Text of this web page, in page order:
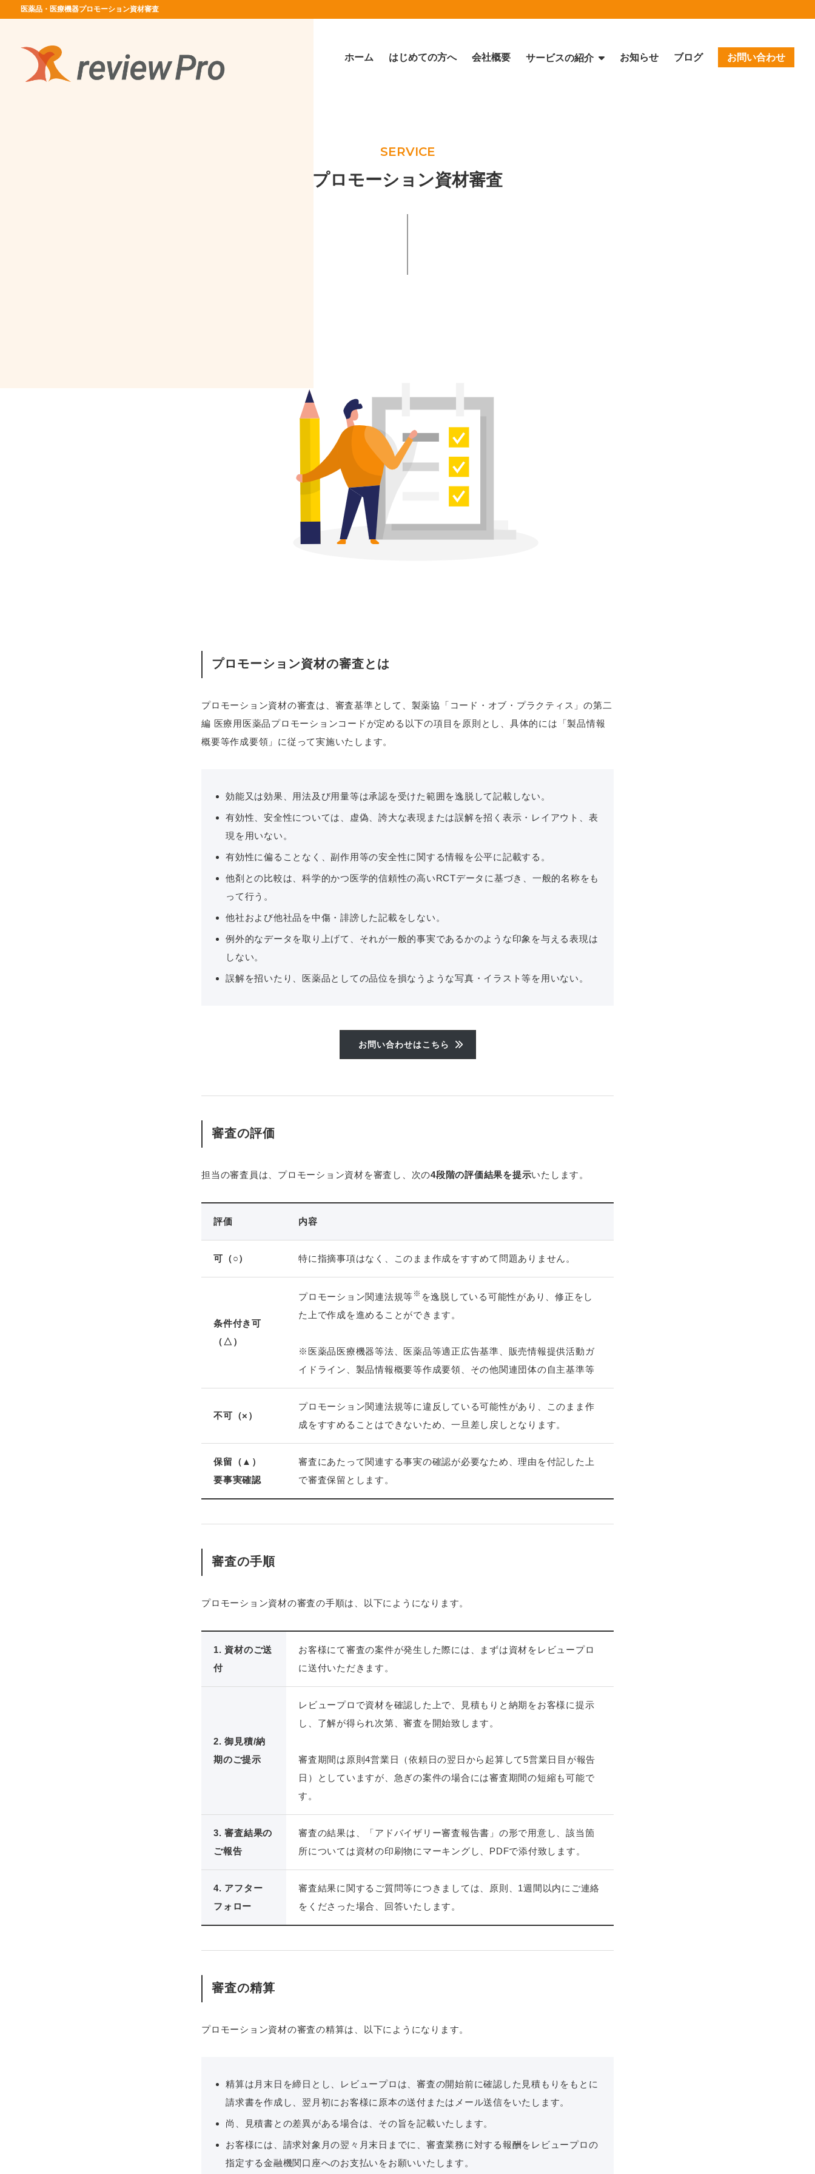
医薬品・医療機器プロモーション資材審査
ホーム はじめての方へ 会社概要 サービスの紹介 お知らせ ブログ お問い合わせ
SERVICE
プロモーション資材審査
プロモーション資材の審査とは
プロモーション資材の審査は、審査基準として、製薬協「コード・オブ・プラクティス」の第二
編 医療用医薬品プロモーションコードが定める以下の項目を原則とし、具体的には「製品情報
概要等作成要領」に従って実施いたします。
効能又は効果、用法及び用量等は承認を受けた範囲を逸脱して記載しない。
有効性、安全性については、虚偽、誇大な表現または誤解を招く表示・レイアウト、表
現を用いない。
有効性に偏ることなく、副作用等の安全性に関する情報を公平に記載する。
他剤との比較は、科学的かつ医学的信頼性の高いRCTデータに基づき、一般的名称をも
って行う。
他社および他社品を中傷・誹謗した記載をしない。
例外的なデータを取り上げて、それが一般的事実であるかのような印象を与える表現は
しない。
誤解を招いたり、医薬品としての品位を損なうような写真・イラスト等を用いない。
お問い合わせはこちら
審査の評価
担当の審査員は、プロモーション資材を審査し、次の4段階の評価結果を提示いたします。
評価 内容
可（○） 特に指摘事項はなく、このまま作成をすすめて問題ありません。
条件付き可
（△）
プロモーション関連法規等 ※ を逸脱している可能性があり、修正をし
た上で作成を進めることができます。
※医薬品医療機器等法、医薬品等適正広告基準、販売情報提供活動ガ
イドライン、製品情報概要等作成要領、その他関連団体の自主基準等
不可（×）
プロモーション関連法規等に違反している可能性があり、このまま作
成をすすめることはできないため、一旦差し戻しとなります。
保留（▲）
要事実確認
審査にあたって関連する事実の確認が必要なため、理由を付記した上
で審査保留とします。
審査の手順
プロモーション資材の審査の手順は、以下にようになります。
1. 資材のご送
付
お客様にて審査の案件が発生した際には、まずは資材をレビュープロ
に送付いただきます。
2. 御見積/納
期のご提示
レビュープロで資材を確認した上で、見積もりと納期をお客様に提示
し、了解が得られ次第、審査を開始致します。
審査期間は原則4営業日（依頼日の翌日から起算して5営業日目が報告
日）としていますが、急ぎの案件の場合には審査期間の短縮も可能で
す。
3. 審査結果の
ご報告
審査の結果は、「アドバイザリー審査報告書」の形で用意し、該当箇
所については資材の印刷物にマーキングし、PDFで添付致します。
4. アフター
フォロー
審査結果に関するご質問等につきましては、原則、1週間以内にご連絡
をくださった場合、回答いたします。
審査の精算
プロモーション資材の審査の精算は、以下にようになります。
精算は月末日を締日とし、レビュープロは、審査の開始前に確認した見積もりをもとに
請求書を作成し、翌月初にお客様に原本の送付またはメール送信をいたします。
尚、見積書との差異がある場合は、その旨を記載いたします。
お客様には、請求対象月の翌々月末日までに、審査業務に対する報酬をレビュープロの
指定する金融機関口座へのお支払いをお願いいたします。